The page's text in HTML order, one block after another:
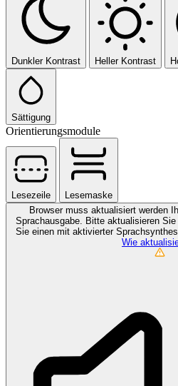
Dunkler Kontrast Heller Kontrast
Sättigung
Orientierungsmodule
Lesezeile
Lesemaske
Browser muss aktualisiert werden
Sprachausgabe. Bitte aktualisieren
Sie einen mit aktivierter
Wie